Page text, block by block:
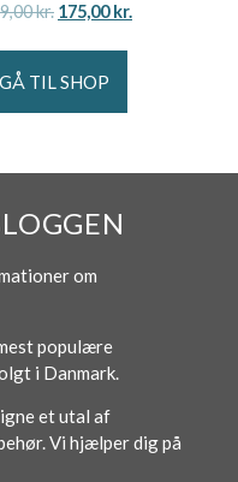
kr. 175,00kr.
GÅ TIL SHOP
om
populære
i Danmark.
et utal af
Vi hjælper dig på